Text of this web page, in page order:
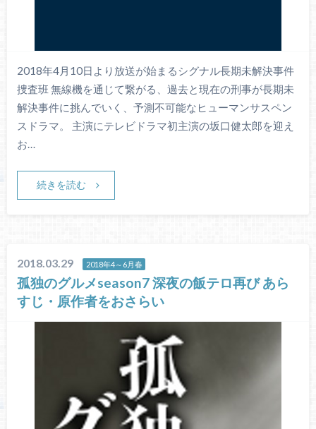
2018年4月10日より放送が始まるシグナル長期未解決事件
捜査班 無線機を通じて繋がる、過去と現在の刑事が長期未
解決事件に挑んでいく、予測不可能なヒューマンサスペン
スドラマ。 主演にテレビドラマ初主演の坂口健太郎を迎え
お…
続きを読む
2018.03.29 2018年4～6月春
孤独のグルメseason7 深夜の飯テロ再び あら
すじ・原作者をおさらい